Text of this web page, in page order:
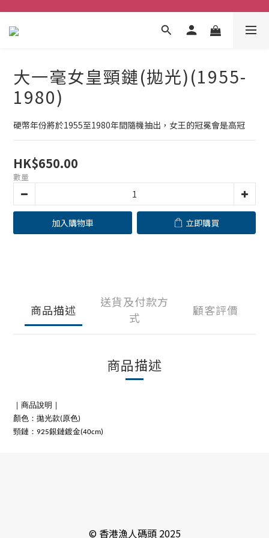
大一毫女皇頸鏈(拋光)(1955-
1980)
硬幣年份將於1955至1980年間隨機抽出，女王的冠冕會是高冠
HK$650.00
數量
加入購物車 立即購買
商品描述
送貨及付款方
式
顧客評價
商品描述
｜商品說明｜
顏色：拋光款(原色)
頸鏈：925銀鏈鍍金(40cm)
© 香港漁人碼頭 2025